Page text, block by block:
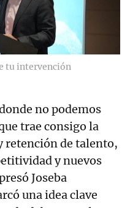
tu intervención
no podemos
trae consigo la
retención de talento,
y nuevos
Joseba
una idea clave